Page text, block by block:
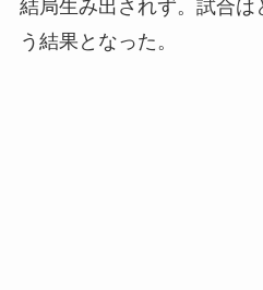
結局生み出されず。試合
う結果となった。